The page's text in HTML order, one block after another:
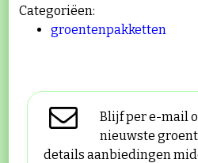
Categoriëen:
groentenpakketten
Blijf per e-mail
nieuwste
details aanbiedingen